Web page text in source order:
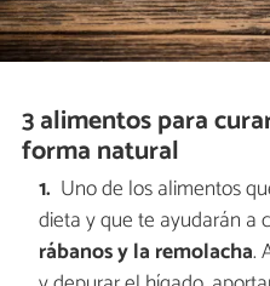
3 alimentos para
forma natural
Uno de los alimentos
dieta y que te ayudarán a
rábanos y la remolacha.